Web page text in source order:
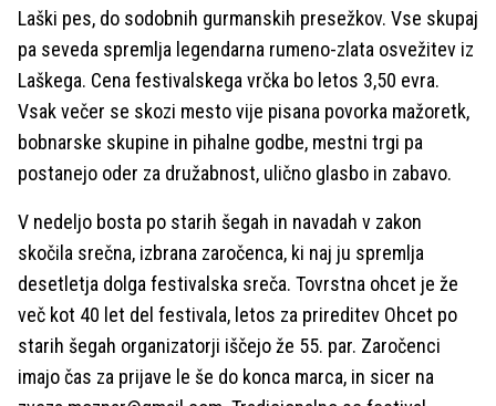
Laški pes, do sodobnih gurmanskih presežkov. Vse skupaj
pa seveda spremlja legendarna rumeno-zlata osvežitev iz
Laškega. Cena festivalskega vrčka bo letos 3,50 evra.
Vsak večer se skozi mesto vije pisana povorka mažoretk,
bobnarske skupine in pihalne godbe, mestni trgi pa
postanejo oder za družabnost, ulično glasbo in zabavo.
V nedeljo bosta po starih šegah in navadah v zakon
skočila srečna, izbrana zaročenca, ki naj ju spremlja
desetletja dolga festivalska sreča. Tovrstna ohcet je že
več kot 40 let del festivala, letos za prireditev Ohcet po
starih šegah organizatorji iščejo že 55. par. Zaročenci
imajo čas za prijave le še do konca marca, in sicer na